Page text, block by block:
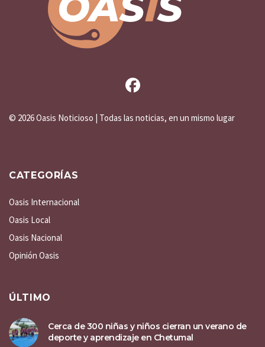
© 2026 Oasis Noticioso | Todas las noticias, en un mismo lugar
CATEGORÍAS
Oasis Internacional
Oasis Local
Oasis Nacional
Opinión Oasis
ÚLTIMO
Cerca de 300 niñas y niños cierran un verano de
deporte y aprendizaje en Chetumal